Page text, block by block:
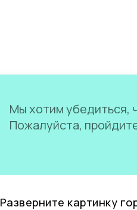
Мы хотим убедиться,
Пожалуйста,
Разверните картинку